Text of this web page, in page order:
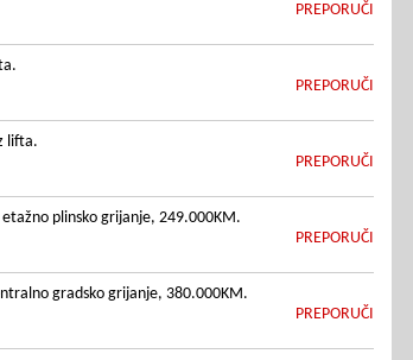
PREPORUČI
PREPORUČI
lifta.
PREPORUČI
plinsko grijanje, 249.000KM.
PREPORUČI
gradsko grijanje, 380.000KM.
PREPORUČI